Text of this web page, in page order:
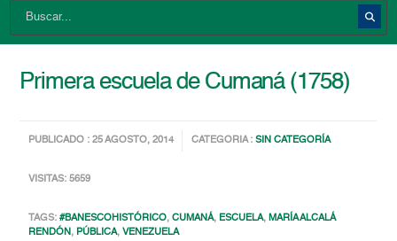
Primera escuela de Cumaná (1758)
PUBLICADO : 25 AGOSTO, 2014 CATEGORIA :SIN CATEGORÍA
VISITAS: 5659
TAGS:#BANESCOHISTÓRICO,CUMANÁ, ESCUELA,MARÍA ALCALÁ
RENDÓN, PÚBLICA,VENEZUELA